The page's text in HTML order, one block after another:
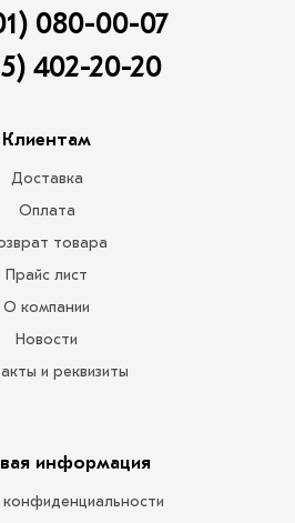
080-00-07
402-20-20
Клиентам
Доставка
Оплата
товара
Прайс лист
О компании
Новости
и реквизиты
информация